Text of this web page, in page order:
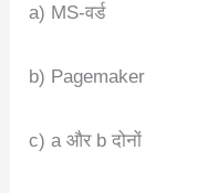
a) MS-वर्ड
b) Pagemaker
c) a और b दोनों